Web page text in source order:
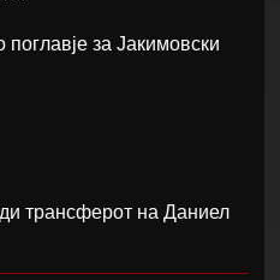
за Јакимовски
трансферот на Даниел